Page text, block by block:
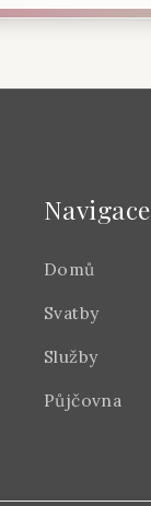
Navigace
Domů
Svatby
Služby
Půjčovna